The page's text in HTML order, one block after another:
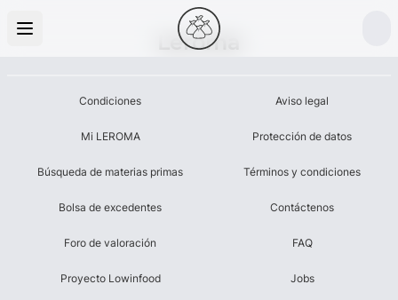
Leroma
Condiciones
Mi LEROMA
Búsqueda de materias primas
Bolsa de excedentes
Foro de valoración
Proyecto Lowinfood
Aviso legal
Protección de datos
Términos y condiciones
Contáctenos
FAQ
Jobs